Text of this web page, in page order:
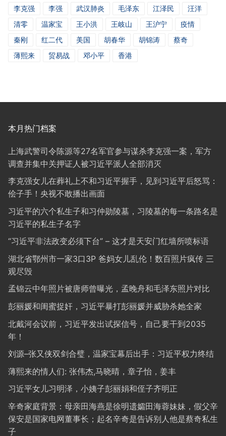
李克强
李强 武汉肺炎 毛泽东 江泽民
汪洋
清零
温家宝 王小洪 王岐山 王沪宁
疫情
秦刚
红二代 美国 胡春华 胡锦涛
蔡奇
薄熙来
贸易战 邓小平 香港
本月热门档案
上海武警司令陈源等27名军官参与谋杀李克强一案，军方
调查并集中关押证人被习近平派人全部消灭
李克强女儿在葬礼上不和习近平握手，见到习近平后怒骂：
侩子手！央视不敢播出画面
习近平的六个私生子和习仲勋陵墓，习陵墓的每一条路名是
习近平的私生子名字
“习近平非法政变必须下台” – 这才是天安门红墙所喷标语
湖北省鄂州市一家3口3P 爸妈女儿乱伦！数百照片疯传 三
观尽毁
孟锦云中年照片被唐师曾曝光，孟晚舟和毛泽东照片对比
彭丽媛和闺蜜捉奸，习近平暴打彭丽媛并威胁杀她全家
北戴河会议前，习近平发出试探信号，自己要干到2035
年！
刘源–张又侠双剑合璧，温家宝幕后出手：习近平权力终结
薄熙来的情人们: 张伟杰,马晓晴，章子怡，姜丰
习近平女儿习明泽，小姨子彭丽娟和侄子齐明正
辛奇家庭背景：母亲田海燕是徐明遗孀田海蓉妹妹，假父辛
保安是国家电网董事长；起名辛奇是告诉别人他是蔡奇私生
子